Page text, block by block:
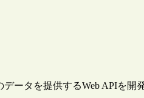
データを提供するWeb APIを開